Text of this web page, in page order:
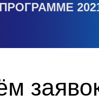
ПРОГРАММЕ